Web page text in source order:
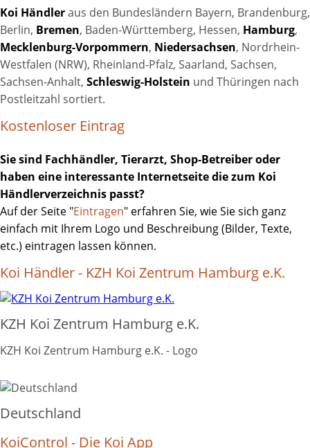
Koi Händleraus den Bundesländern Bayern, Brandenburg,
Berlin, Bremen, Baden-Württemberg, Hessen, Hamburg,
Mecklenburg-Vorpommern, Niedersachsen, Nordrhein-
Westfalen (NRW), Rheinland-Pfalz, Saarland, Sachsen,
Sachsen-Anhalt, Schleswig-Holstein und Thüringen nach
Postleitzahl sortiert.
Kostenloser Eintrag
Sie sind Fachhändler, Tierarzt, Shop-Betreiber oder
haben eine interessante Internetseite die zum Koi
Händlerverzeichnis passt?
Auf der Seite "Eintragen" erfahren Sie, wie Sie sich ganz
einfach mit Ihrem Logo und Beschreibung (Bilder, Texte,
etc.) eintragen lassen können.
Koi Händler - KZH Koi Zentrum Hamburg e.K.
KZH Koi Zentrum Hamburg e.K.
KZH Koi Zentrum Hamburg e.K. - Logo
Deutschland
KoiControl - Die Koi App